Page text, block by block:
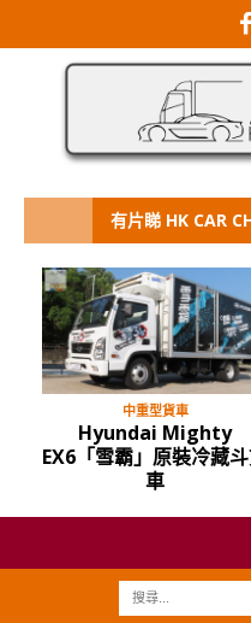
有片睇 HK CAR
中重型貨車
Hyundai Mighty
EX6「雪霸」原裝冷藏
車